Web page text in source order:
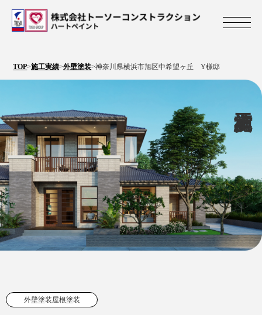
TOP>施工実績>外壁塗装>神奈川県横浜市旭区中希望ヶ丘 Y様邸
外壁塗装屋根塗装